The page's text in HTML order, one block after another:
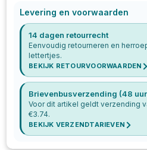
Levering en voorwaarden
14 dagen retourrecht
Eenvoudig retourneren en
lettertjes.
BEKIJK RETOURVOORWAARDEN
Brievenbusverzending (48
Voor dit artikel geldt verzending
€3.74.
BEKIJK VERZENDTARIEVEN